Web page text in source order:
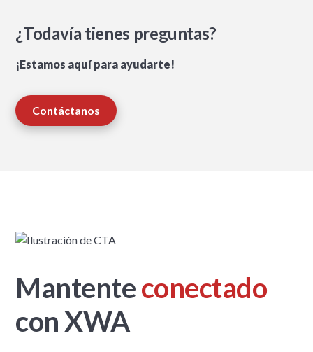
¿Todavía tienes preguntas?
¡Estamos aquí para ayudarte!
Contáctanos
Mantenteconectado
con XWA